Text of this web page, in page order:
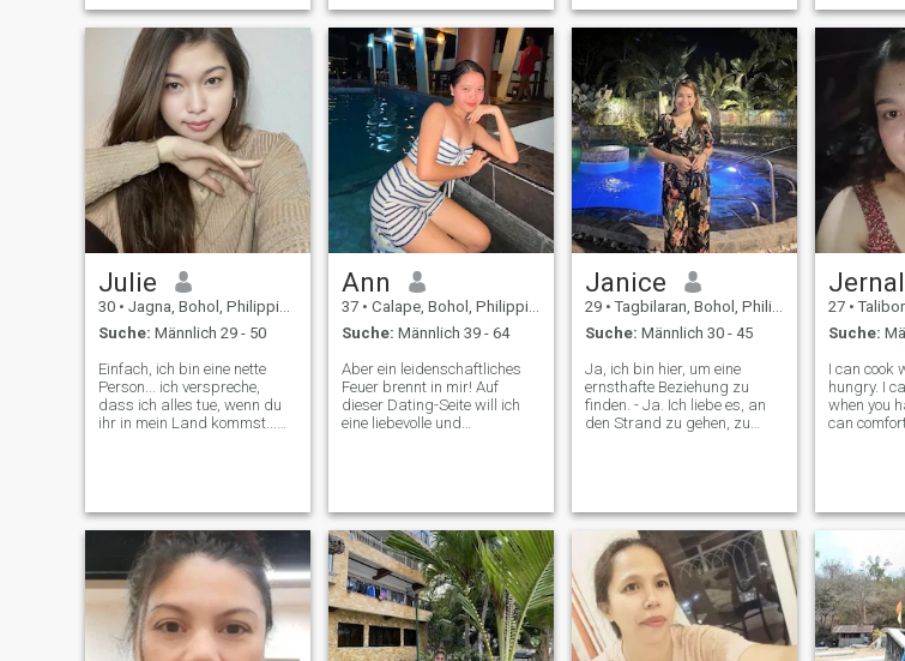
WORLD MINE… I’M A ONE
MAN WOMAN, SO IF I GAVE
MY TIME TO YOU FOR A
GOOD CONV
myself in the beautiful culture
aufgeschlossen und einfach.
Also bitte schreiben Sie mir
nur, wenn Sie wirklich nach
einem richtigen Mädchen
suchen. Du hast Glück, mich
zu haben, wenn du mich
wählst,💕😍😍
dazu
blockiert
mich mit
Mann
zwischen
verbinden.
Ihr
verstehen
Vorlieben.
Julie
30 • Jagna, Bohol, Philippinen
Suche: Männlich 29 - 50
Einfach, ich bin eine nette
Person... ich verspreche,
dass ich alles tue, wenn du
ihr in mein Land kommst...
gehe ich mit meinem
besonderen jemand
spazieren, ich hoffe, dass du
es bist, ich lache gerne,
irgendwann kann ich das
schöne besuchen Orte auf
der Welt Ich möchte jeden
Moment einen glücklichen
Moment erleben, wenn Sie alt
Ann
37 • Calape, Bohol, Philippinen
Suche: Männlich 39 - 64
Aber ein leidenschaftliches
Feuer brennt in mir! Auf
dieser Dating-Seite will ich
eine liebevolle und
leicht zu kommunizieren und
habe immer Spaß und fühle
mich wohl bei mir. Ich bin nie
traurig. Ich bin romantisch
und träume von einer
romantischen Beziehung. Ich
bin eine ehrliche und loyale
Frau. Ich mag keine Lügen.
Ich habe genug von leeren
Janice
29 • Tagbilaran, Bohol, Philippinen
Suche: Männlich 30 - 45
Ja, ich bin hier, um eine
ernsthafte Beziehung zu
finden. - Ja. Ich liebe es, an
den Strand zu gehen, zu
engagiert, um Gewicht zu
verlieren lol😅 denn ich habe
wirklich zugenommen, seit
ich in meinem neuen
Unternehmen gearbeitet
habe, die Arbeit ist nicht
stressig und ich esse viel
vorher und jetzt ist es schon
fast ein Monat her seit ich
27 •
Suche:
I can cook
hungry. I
when you
can
can